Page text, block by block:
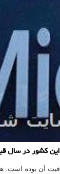
کشور در سال
آن بوده است.